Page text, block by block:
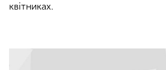
квітниках.